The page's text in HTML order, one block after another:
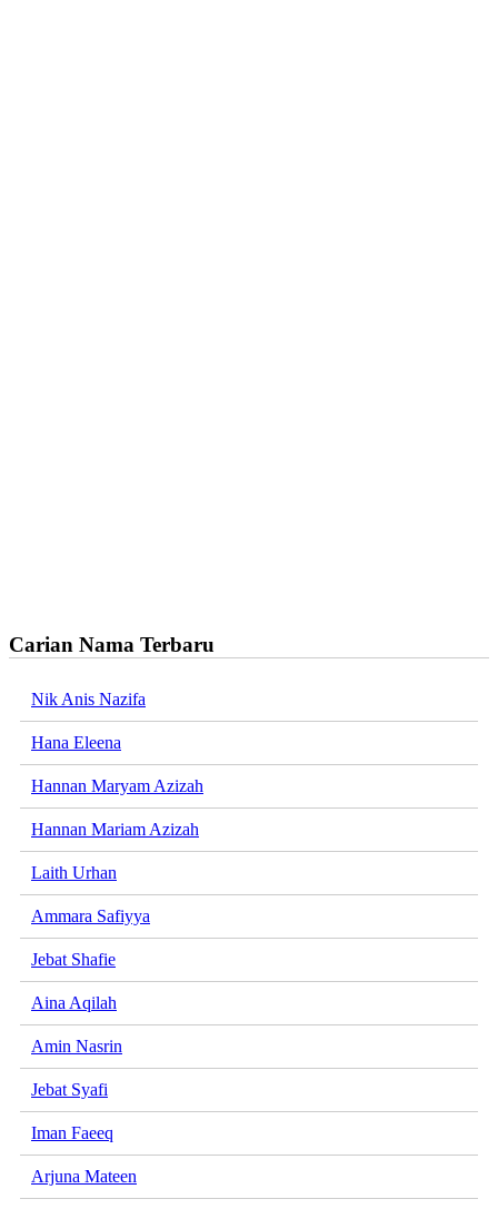
Carian Nama Terbaru
Nik Anis Nazifa
Hana Eleena
Hannan Maryam Azizah
Hannan Mariam Azizah
Laith Urhan
Ammara Safiyya
Jebat Shafie
Aina Aqilah
Amin Nasrin
Jebat Syafi
Iman Faeeq
Arjuna Mateen